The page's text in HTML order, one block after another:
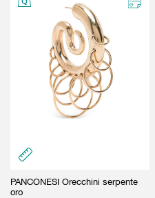
PANCONESI Orecchini serpente
oro